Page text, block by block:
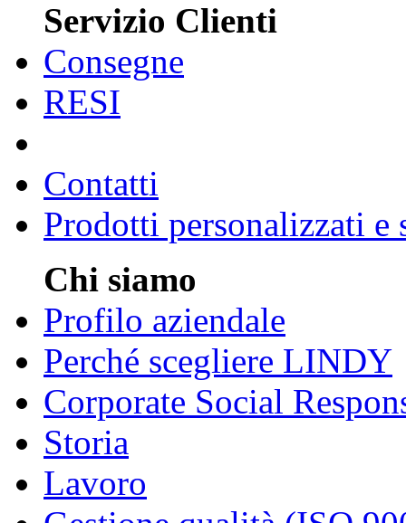
Servizio Clienti
Consegne
RESI
Contatti
Prodotti personalizzati e
Chi siamo
Profilo aziendale
Perché scegliere LINDY
Corporate Social
Storia
Lavoro